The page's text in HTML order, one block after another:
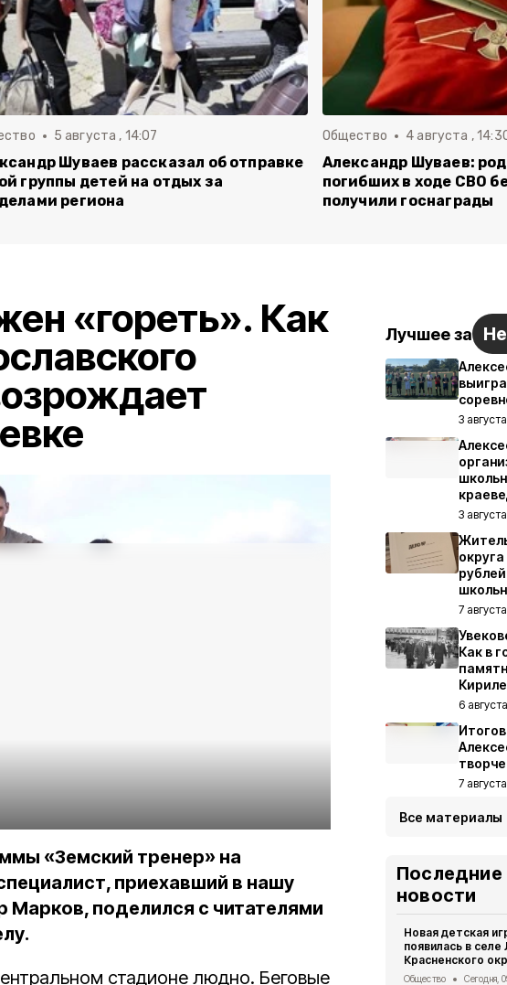
5 августа , 14:07
Шуваев рассказал об отправке
группы детей на отдых за
региона
Общество 4 августа ,
Александр Шуваев:
погибших в ходе СВО
получили госнаграды
«гореть». Как
«Земский тренер» на
приехавший в нашу
Марков, поделился с читателями
стадионе людно. Беговые
Лучшее за
3
3
7
Как в
6
7
Все материалы
Последние
новости
Новая детская
появилась в
Красненского
Общество Сегодня,